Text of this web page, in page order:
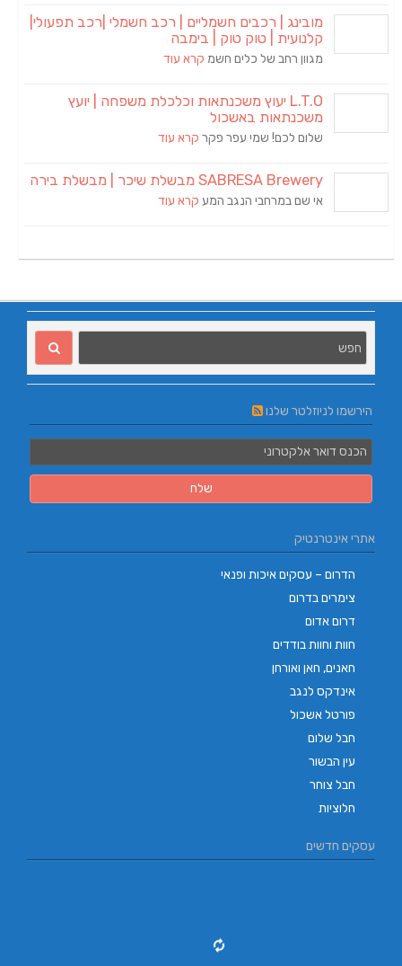
מובינג | רכבים חשמליים | רכב חשמלי |רכב תפעולי|
קלנועית | טוק טוק | בימבה
מגוון רחב של כלים חשמ קרא עוד
L.T.O יעוץ משכנתאות וכלכלת משפחה | יועץ
משכנתאות באשכול
שלום לכם! שמי עפר פקר קרא עוד
SABRESA Brewery מבשלת שיכר | מבשלת בירה
אי שם במרחבי הנגב המע קרא עוד
הירשמו לניוזלטר שלנו
אתרי אינטרנטיק
הדרום – עסקים איכות ופנאי
צימרים בדרום
דרום אדום
חוות וחוות בודדים
חאנים, חאן ואורחן
אינדקס לנגב
פורטל אשכול
חבל שלום
עין הבשור
חבל צוחר
חלוציות
עסקים חדשים